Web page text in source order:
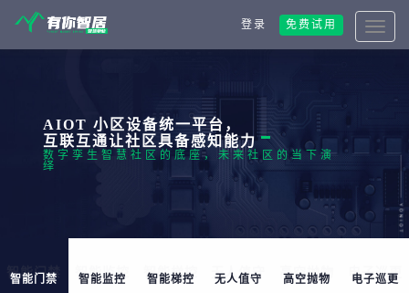
登录 免费试用
AIOT 小区设备统一平台，
互联互通让社区具备感知能力
数字孪生智慧社区的底座，未来社区的当下演
绎
智能门禁
智能门禁 智能监控
智能监控 智能梯控
智能梯控 无人值守
无人值守 高空抛物
高空抛物 电子巡更
电子巡更